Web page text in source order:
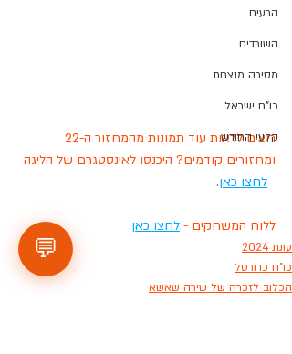
💬
הרעים
השורדים
מסירה מנצחת
כו"ח ישראל
קלעי החודש
ומחזורים קודמים? היכנסו לאינסטגרם של הליגה
- לחצו כאן.
ללוח המשחקים - לחצו כאן.
עונת 2024
כו"ח כדורסל
הכלוב לזכרה של שירה שאשא